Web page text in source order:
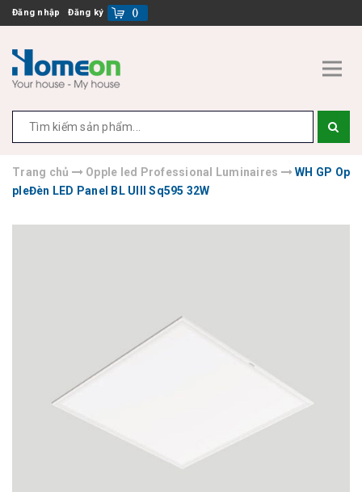
Đăng nhập Đăng ký ()
Trang chủ Opple led Professional Luminaires
WH GP Op
pleĐèn LED Panel BL UIII Sq595 32W